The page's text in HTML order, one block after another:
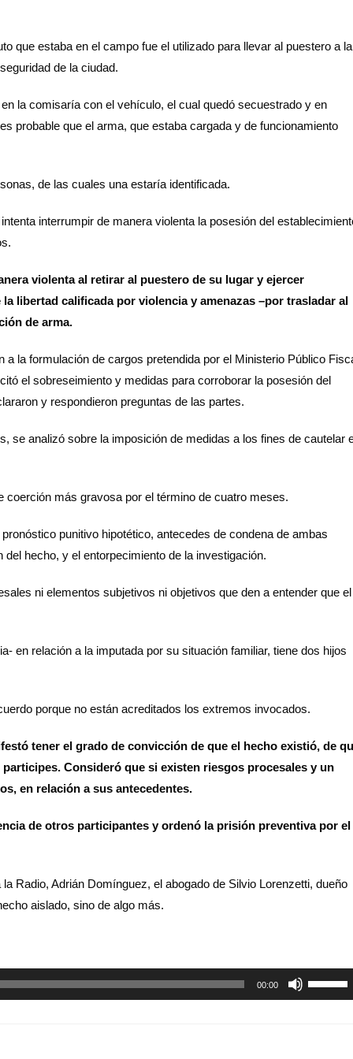
que estaba en el campo fue el utilizado para llevar al puestero a la
de la ciudad.
la comisaría con el vehículo, el cual quedó secuestrado y en
probable que el arma, que estaba cargada y de funcionamiento
de las cuales una estaría identificada.
interrumpir de manera violenta la posesión del
violenta al retirar al puestero de su lugar y ejercer
libertad calificada por violencia y amenazas –por trasladar al
de arma.
la formulación de cargos pretendida por el Ministerio Público
el sobreseimiento y medidas para corroborar la posesión del
y respondieron preguntas de las partes.
se analizó sobre la imposición de medidas a los fines de cautelar
más gravosa por el término de cuatro meses.
punitivo hipotético, antecedes de condena de ambas
hecho, y el entorpecimiento de la investigación.
ni elementos subjetivos ni objetivos que den a entender que el
en relación a la imputada por su situación familiar, tiene dos hijos
porque no están acreditados los extremos invocados.
tener el grado de convicción de que el hecho existió, de
Consideró que si existen riesgos procesales y un
en relación a sus antecedentes.
de otros participantes y ordenó la prisión preventiva por el
Radio, Adrián Domínguez, el abogado de Silvio Lorenzetti, dueño
aislado, sino de algo más.
00:00
Utiliza
las